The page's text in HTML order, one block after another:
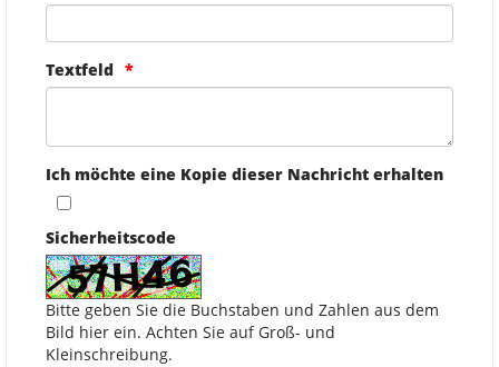
Textfeld
Ich möchte eine Kopie dieser Nachricht erhalten
Sicherheitscode
Bitte geben Sie die Buchstaben und Zahlen aus dem
Bild hier ein. Achten Sie auf Groß- und
Kleinschreibung.